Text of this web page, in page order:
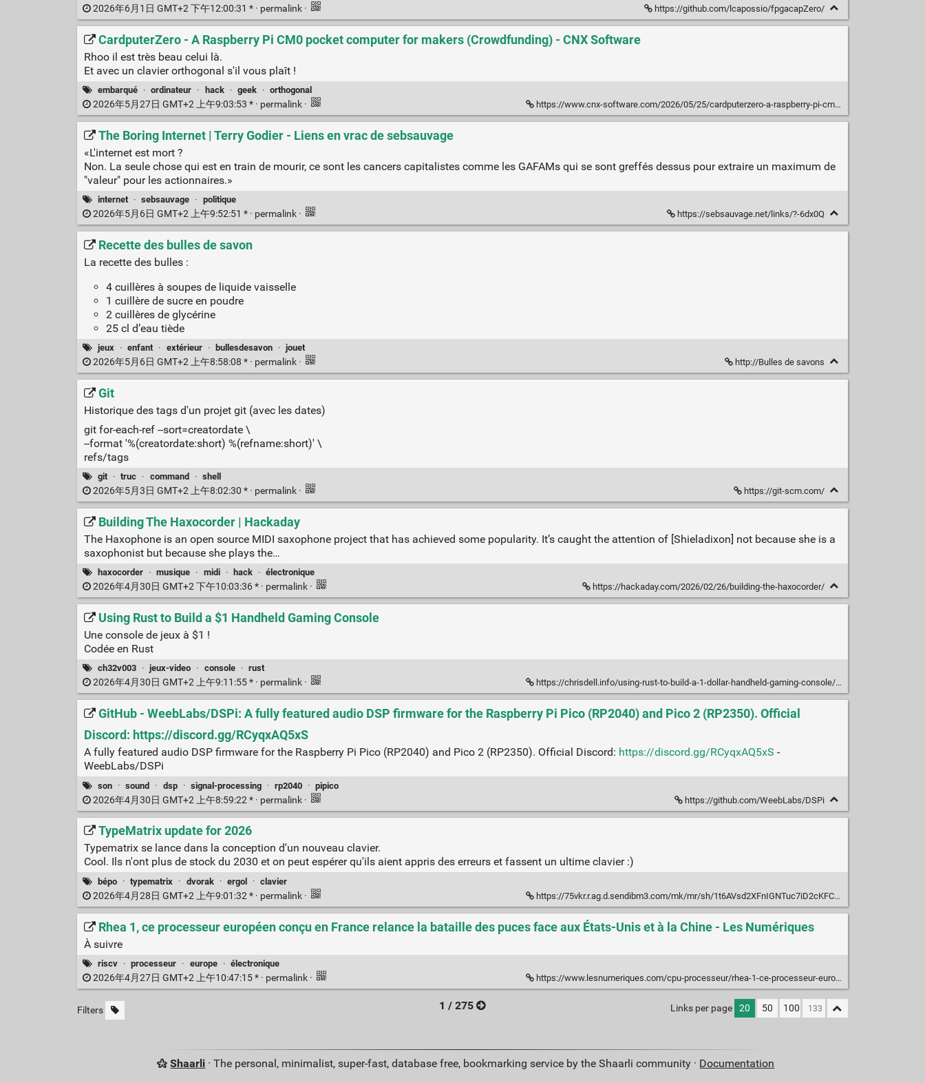
2026年6月1日 GMT+2 下午12:00:31 * · permalink · https://github.com/lcapossio/fpgacapZero/
CardputerZero - A Raspberry Pi CM0 pocket computer for makers (Crowdfunding) - CNX Software
Rhoo il est très beau celui là.
Et avec un clavier orthogonal s'il vous plaît !
embarqué · ordinateur · hack · geek · orthogonal
2026年5月27日 GMT+2 上午9:03:53 * · permalink · https://www.cnx-software.com/2026/05/25/cardputerzero-a-raspberry-pi-cm0-pocket-computer-for-makers/
The Boring Internet | Terry Godier - Liens en vrac de sebsauvage
«L'internet est mort ?
Non. La seule chose qui est en train de mourir, ce sont les cancers capitalistes comme les GAFAMs qui se sont greffés dessus pour extraire un maximum de
"valeur" pour les actionnaires.»
internet · sebsauvage · politique
2026年5月6日 GMT+2 上午9:52:51 * · permalink · https://sebsauvage.net/links/?-6dx0Q
Recette des bulles de savon
La recette des bulles :
4 cuillères à soupes de liquide vaisselle
1 cuillère de sucre en poudre
2 cuillères de glycérine
25 cl d’eau tiède
jeux · enfant · extérieur · bullesdesavon · jouet
2026年5月6日 GMT+2 上午8:58:08 * · permalink · http://Bulles de savons
Git
Historique des tags d'un projet git (avec les dates)
git for-each-ref --sort=creatordate \
--format '%(creatordate:short) %(refname:short)' \
refs/tags
git · truc · command · shell
2026年5月3日 GMT+2 上午8:02:30 * · permalink · https://git-scm.com/
Building The Haxocorder | Hackaday
The Haxophone is an open source MIDI saxophone project that has achieved some popularity. It’s caught the attention of [Shieladixon] not because she is a
saxophonist but because she plays the…
haxocorder · musique · midi · hack · électronique
2026年4月30日 GMT+2 下午10:03:36 * · permalink · https://hackaday.com/2026/02/26/building-the-haxocorder/
Using Rust to Build a $1 Handheld Gaming Console
Une console de jeux à $1 !
Codée en Rust
ch32v003 · jeux-video · console · rust
2026年4月30日 GMT+2 上午9:11:55 * · permalink · https://chrisdell.info/using-rust-to-build-a-1-dollar-handheld-gaming-console/
GitHub - WeebLabs/DSPi: A fully featured audio DSP firmware for the Raspberry Pi Pico (RP2040) and Pico 2 (RP2350). Official
Discord: https://discord.gg/RCyqxAQ5xS
A fully featured audio DSP firmware for the Raspberry Pi Pico (RP2040) and Pico 2 (RP2350). Official Discord: https://discord.gg/RCyqxAQ5xS -
WeebLabs/DSPi
son · sound · dsp · signal-processing · rp2040 · pipico
2026年4月30日 GMT+2 上午8:59:22 * · permalink · https://github.com/WeebLabs/DSPi
TypeMatrix update for 2026
Typematrix se lance dans la conception d'un nouveau clavier.
Cool. Ils n'ont plus de stock du 2030 et on peut espérer qu'ils aient appris des erreurs et fassent un ultime clavier :)
bépo · typematrix · dvorak · ergol · clavier
2026年4月28日 GMT+2 上午9:01:32 * · permalink · https://75vkr.r.ag.d.sendibm3.com/mk/mr/sh/1t6AVsd2XFnIGNTuc7iD2cKFCyJ7qO/FfS5I-xZBvA4
Rhea 1, ce processeur européen conçu en France relance la bataille des puces face aux États-Unis et à la Chine - Les Numériques
À suivre
riscv · processeur · europe · électronique
2026年4月27日 GMT+2 上午10:47:15 * · permalink · https://www.lesnumeriques.com/cpu-processeur/rhea-1-ce-processeur-europeen-concu-en-france-relance-la-bataille-des-puces-face-aux-etats-unis-et-a-la-chine-n239589.html
Filters 1 / 275 Links per page 20 50 100
Shaarli · The personal, minimalist, super-fast, database free, bookmarking service by the Shaarli community · Documentation